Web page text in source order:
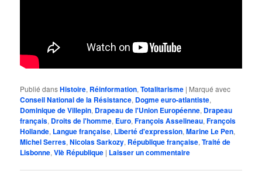
Publié dansHistoire, Réinformation,Totalitarisme | Marqué avec
Conseil National de la Résistance, Dogme euro-atlantiste,
Dominique de Villepin, Drapeau de l'Union Européenne, Drapeau
français, Droits de l'homme, Euro,François Asselineau,François
Hollande, Langue française, Liberté d'expression,Marine Le Pen,
Michel Serres,Nicolas Sarkozy, République française,Traité de
Lisbonne,VIè République | Laisser un commentaire